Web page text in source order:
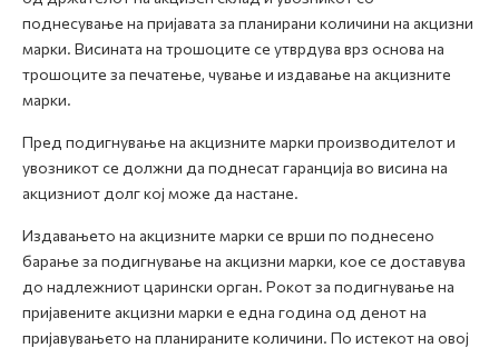
поднесување на пријавата за планирани количини на акцизни
марки. Висината на трошоците се утврдува врз основа на
трошоците за печатење, чување и издавање на акцизните
марки.
Пред подигнување на акцизните марки производителот и
увозникот се должни да поднесат гаранција во висина на
акцизниот долг кој може да настане.
Издавањето на акцизните марки се врши по поднесено
барање за подигнување на акцизни марки, кое се доставува
до надлежниот царински орган. Рокот за подигнување на
пријавените акцизни марки е една година од денот на
пријавувањето на планираните количини. По истекот на овој